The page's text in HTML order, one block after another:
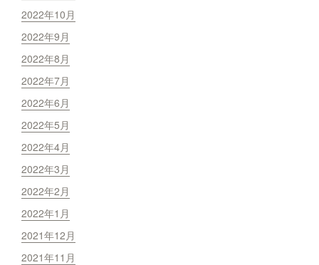
2022年10月
2022年9月
2022年8月
2022年7月
2022年6月
2022年5月
2022年4月
2022年3月
2022年2月
2022年1月
2021年12月
2021年11月